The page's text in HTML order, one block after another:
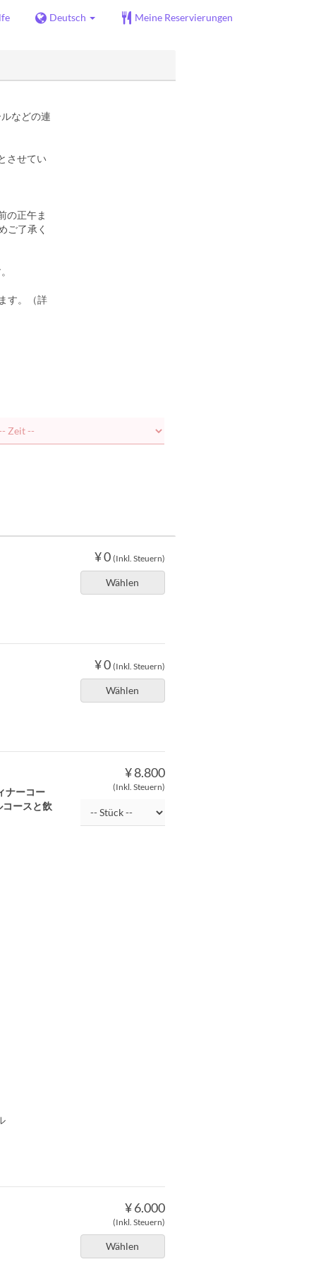
Deutsch Meine Reservierungen
などの連
させてい
の正午ま
ご了承く
す。（詳
¥ 0 (Inkl. Steuern)
Wählen
¥ 0 (Inkl. Steuern)
Wählen
¥ 8.800
(Inkl. Steuern)
ナーコー
ースと飲
¥ 6.000
(Inkl. Steuern)
Wählen